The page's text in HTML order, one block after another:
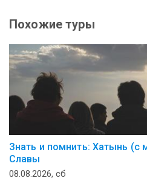
Похожие туры
Знать и помнить: Хатынь (с
Славы
08.08.2026, сб